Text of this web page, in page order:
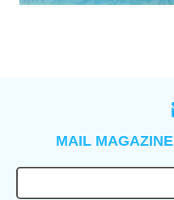
MAIL MAGAZINE